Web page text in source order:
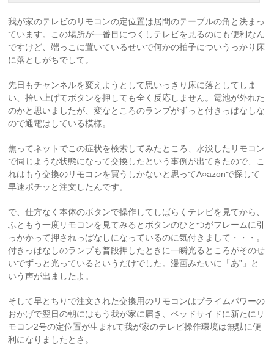
我が家のテレビのリモコンの定位置は居間のテーブルの角と決まっ
ています。この場所が一番目につくしテレビを見るのにも便利なん
ですけど、端っこに置いているせいで何かの拍子についうっかり床
に落としがちでして。
先日もチャンネルを変えようとして思いっきり床に落としてしま
い、拾い上げてボタンを押しても全く反応しません。電池が外れた
のかと思いましたが、変なところのランプがずっと付きっぱなしな
ので通電はしている模様。
焦ってネットでこの症状を検索してみたところ、水没したリモコン
で同じような状態になって交換したという事例が出てきたので、こ
れはもう交換のリモコンを買うしかないと思ってA○azonで探して
早速ポチッと注文したんです。
で、仕方なく本体のボタンで操作してしばらくテレビを見てから、
ふともう一度リモコンを見てみるとボタンのひとつがフレームに引
っかかって押されっぱなしになっているのに気付きまして・・・。
付きっぱなしのランプも普段押したときに一瞬光るところがそのせ
いでずっと光っているというだけでした。漫画みたいに「あ”」と
いう声が出ましたよ。
そして早とちりで注文された交換用のリモコンはプライムパワーの
おかげで翌日の朝にはもう我が家に届き、ベッドサイドに新たにリ
モコン2号の定位置が生まれて我が家のテレビ操作環境は無駄に便
利になりましたとさ。